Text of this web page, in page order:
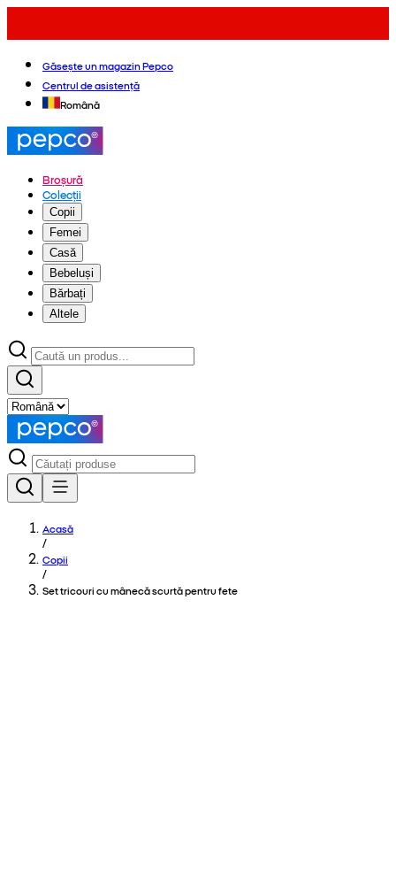
Găsește un magazin Pepco
Centrul de asistență
Română
Broșură
Colecții
Copii
Femei
Casă
Bebeluși
Bărbați
Altele
Acasă
/
Copii
/
Set tricouri cu mânecă scurtă pentru fete